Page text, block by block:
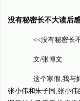
没有秘密长不大读后
<<没有秘密长不
文/张博文
这个寒假,我与妈
张小伟和朱子同,张小